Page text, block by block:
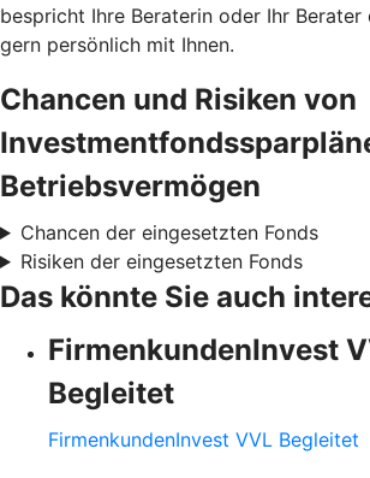
bespricht Ihre Beraterin oder Ihr Berater
gern persönlich mit Ihnen.
Chancen und Risiken von
Betriebsvermögen
Chancen der eingesetzten Fonds
Risiken der eingesetzten Fonds
Das könnte Sie auch
FirmenkundenInvest
Begleitet
FirmenkundenInvest VVL Begleitet